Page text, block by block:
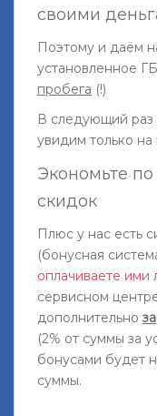
своими
Поэтому и даём
установленное
пробега (!)
В следующий раз
увидим только
Экономьте
скидок
Плюс у нас есть
(бонусная
оплачиваете ими
сервисном
дополнительно
(2% от суммы за
бонусами будет
суммы.